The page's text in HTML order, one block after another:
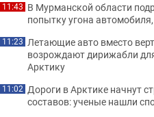
11:43 В Мурманской области
попытку угона
11:23 Летающие авто вместо
возрождают дирижабли
Арктику
11:02 Дороги в Арктике начнут
составов: ученые нашли